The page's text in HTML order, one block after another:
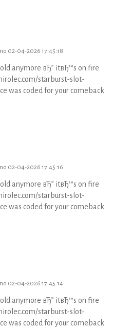
02-04-2026 17:45:18
anymore вЂ” itвЂ™s on fire
starburst-slot-
was coded for your comeback
02-04-2026 17:45:16
anymore вЂ” itвЂ™s on fire
starburst-slot-
was coded for your comeback
02-04-2026 17:45:14
anymore вЂ” itвЂ™s on fire
starburst-slot-
was coded for your comeback